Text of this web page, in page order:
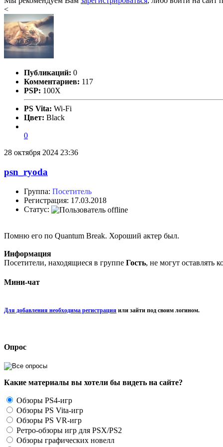
<
Публикаций: 0
Комментариев: 117
PSP: 100X
PS Vita: Wi-Fi
Цвет: Black
0
28 октября 2024 23:36
psn_ryoda
Группа: Посетитель
Регистрация: 17.03.2018
Статус:
Помню его по Quantum Break. Хороший актер был.
Информация
Посетители, находящиеся в группе Гость, не могут оставлять
Мини-чат
Для добавления необходима регистрация или зайти под своим логином.
Опрос
Какие материалы вы хотели бы видеть на сайте?
Обзоры PS4-игр
Обзоры PS Vita-игр
Обзоры PS VR-игр
Ретро-обзоры игр для PSX/PS2
Обзоры графических новелл